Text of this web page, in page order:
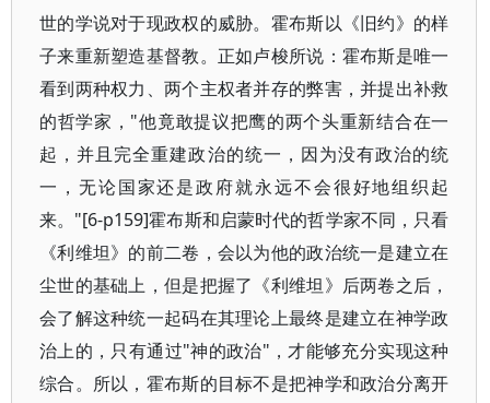
世的学说对于现政权的威胁。霍布斯以《旧约》的样
子来重新塑造基督教。正如卢梭所说：霍布斯是唯一
看到两种权力、两个主权者并存的弊害，并提出补救
的哲学家，"他竟敢提议把鹰的两个头重新结合在一
起，并且完全重建政治的统一，因为没有政治的统
一，无论国家还是政府就永远不会很好地组织起
来。"[6-p159]霍布斯和启蒙时代的哲学家不同，只看
《利维坦》的前二卷，会以为他的政治统一是建立在
尘世的基础上，但是把握了《利维坦》后两卷之后，
会了解这种统一起码在其理论上最终是建立在神学政
治上的，只有通过"神的政治"，才能够充分实现这种
综合。所以，霍布斯的目标不是把神学和政治分离开